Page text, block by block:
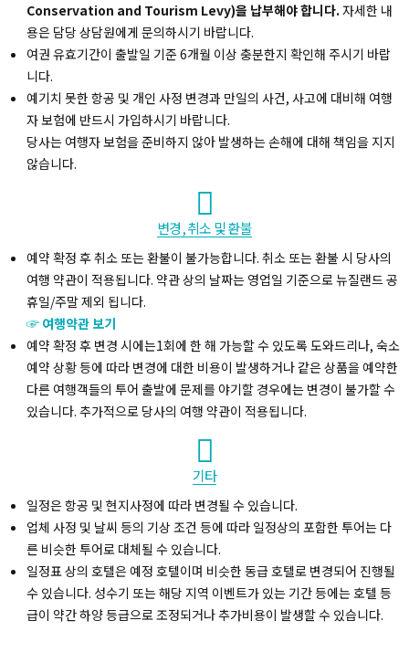
Conservation and Tourism Levy)을 납부해야 합니다. 자세한 내
용은 담당 상담원에게 문의하시기 바랍니다.
여권 유효기간이 출발일 기준 6개월 이상 충분한지 확인해 주시기 바랍
니다.
예기치 못한 항공 및 개인 사정 변경과 만일의 사건, 사고에 대비해 여행
자 보험에 반드시 가입하시기 바랍니다.
당사는 여행자 보험을 준비하지 않아 발생하는 손해에 대해 책임을 지지
않습니다.
변경, 취소 및 환불
예약 확정 후 취소 또는 환불이 불가능합니다. 취소 또는 환불 시 당사의
여행 약관이 적용됩니다. 약관 상의 날짜는 영업일 기준으로 뉴질랜드 공
휴일/주말 제외 됩니다.
☞ 여행약관 보기
예약 확정 후 변경 시에는1회에 한 해 가능할 수 있도록 도와드리나, 숙소
예약 상황 등에 따라 변경에 대한 비용이 발생하거나 같은 상품을 예약한
다른 여행객들의 투어 출발에 문제를 야기할 경우에는 변경이 불가할 수
있습니다. 추가적으로 당사의 여행 약관이 적용됩니다.
기타
일정은 항공 및 현지사정에 따라 변경될 수 있습니다.
업체 사정 및 날씨 등의 기상 조건 등에 따라 일정상의 포함한 투어는 다
른 비슷한 투어로 대체될 수 있습니다.
일정표 상의 호텔은 예정 호텔이며 비슷한 동급 호텔로 변경되어 진행될
수 있습니다. 성수기 또는 해당 지역 이벤트가 있는 기간 등에는 호텔 등
급이 약간 하양 등급으로 조정되거나 추가비용이 발생할 수 있습니다.